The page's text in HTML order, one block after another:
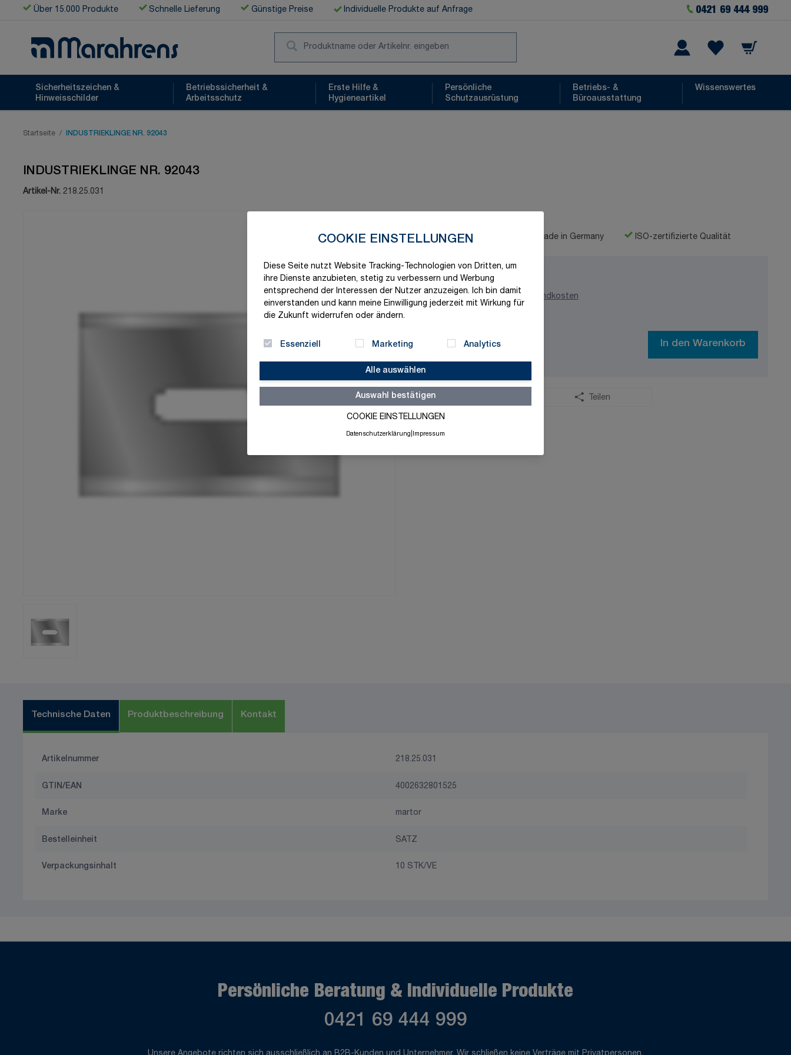
COOKIE EINSTELLUNGEN
Diese Seite nutzt Website Tracking-Technologien von Dritten, um
ihre Dienste anzubieten, stetig zu verbessern und Werbung
entsprechend der Interessen der Nutzer anzuzeigen. Ich bin damit
einverstanden und kann meine Einwilligung jederzeit mit Wirkung für
die Zukunft widerrufen oder ändern.
Essenziell Marketing Analytics
Alle auswählen
Auswahl bestätigen
COOKIE EINSTELLUNGEN
Datenschutzerklärung Impressum
Zum Inhalt springen
Über 15.000 Produkte Schnelle Lieferung Günstige Preise Individuelle Produkte auf Anfrage 0421 69 444 999
Warenkorb
Sicherheitszeichen &
Hinweisschilder
Betriebssicherheit &
Arbeitsschutz
Erste Hilfe &
Hygieneartikel
Persönliche
Schutzausrüstung
Betriebs- &
Büroausstattung
Wissenswertes
Startseite / INDUSTRIEKLINGE NR. 92043
INDUSTRIEKLINGE NR. 92043
Artikel-Nr. 218.25.031
Schnelle Lieferung Made in Germany ISO-zertifizierte Qualität
14,84 €
exklusive MwSt. und zzgl. Versandkosten
+ In den Warenkorb
Teilen
Technische Daten Produktbeschreibung Kontakt
Artikelnummer 218.25.031
GTIN/EAN 4002632801525
Marke martor
Bestelleinheit SATZ
Verpackungsinhalt 10 STK/VE
Persönliche Beratung & Individuelle Produkte
0421 69 444 999